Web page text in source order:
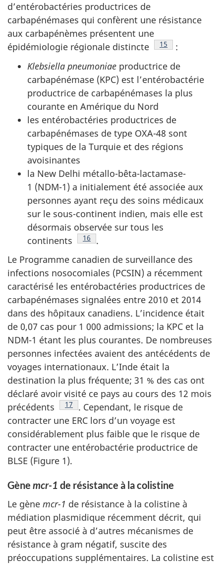
d’entérobactéries productrices de
carbapénémases qui confèrent une résistance
aux carbapénèmes présentent une
épidémiologie régionale distincte Note de bas de
15
:
Klebsiella pneumoniae productrice de
carbapénémase (KPC) est l’entérobactérie
productrice de carbapénémases la plus
courante en Amérique du Nord
les entérobactéries productrices de
carbapénémases de type OXA-48 sont
typiques de la Turquie et des régions
avoisinantes
la New Delhi métallo-bêta-lactamase-
1 (NDM-1) a initialement été associée aux
personnes ayant reçu des soins médicaux
sur le sous-continent indien, mais elle est
désormais observée sur tous les
continents
Note de bas de page
16
.
Le Programme canadien de surveillance des
infections nosocomiales (PCSIN) a récemment
caractérisé les entérobactéries productrices de
carbapénémases signalées entre 2010 et 2014
dans des hôpitaux canadiens. L’incidence était
de 0,07 cas pour 1 000 admissions; la KPC et la
NDM-1 étant les plus courantes. De nombreuses
personnes infectées avaient des antécédents de
voyages internationaux. L’Inde était la
destination la plus fréquente; 31 % des cas ont
déclaré avoir visité ce pays au cours des 12 mois
précédents
Note de bas de page
17 . Cependant, le risque de
contracter une ERC lors d’un voyage est
considérablement plus faible que le risque de
contracter une entérobactérie productrice de
BLSE (Figure 1).
Gène mcr-1 de résistance à la colistine
Le gène mcr-1 de résistance à la colistine à
médiation plasmidique récemment décrit, qui
peut être associé à d’autres mécanismes de
résistance à gram négatif, suscite des
préoccupations supplémentaires. La colistine est